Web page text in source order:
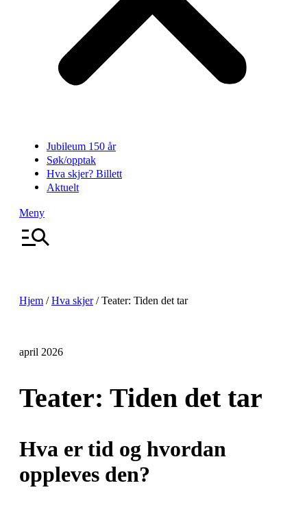
Jubileum 150 år
Søk/opptak
Hva skjer? Billett
Aktuelt
Meny
Hjem /Hva skjer/Teater: Tiden det tar
april 2026
Teater: Tiden det tar
Hva er tid og hvordan
oppleves den?